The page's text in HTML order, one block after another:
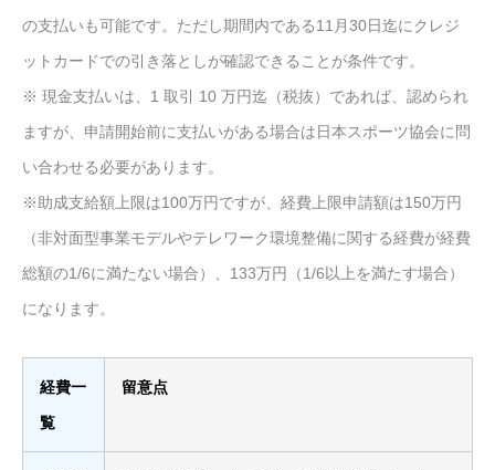
の支払いも可能です。ただし期間内である11月30日迄にクレジ
ットカードでの引き落としが確認できることが条件です。
※ 現金支払いは、1 取引 10 万円迄（税抜）であれば、認められ
ますが、申請開始前に支払いがある場合は日本スポーツ協会に問
い合わせる必要があります。
※助成支給額上限は100万円ですが、経費上限申請額は150万円
（非対面型事業モデルやテレワーク環境整備に関する経費が経費
総額の1/6に満たない場合）、133万円（1/6以上を満たす場合）
になります。
経費一
覧
留意点